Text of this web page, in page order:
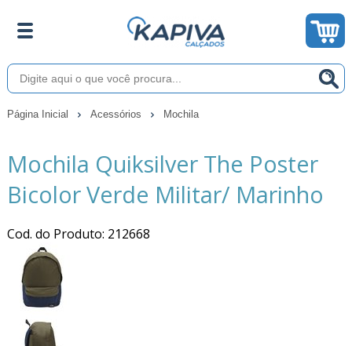
Página Inicial Acessórios Mochila
Mochila Quiksilver The Poster
Bicolor Verde Militar/ Marinho
Cod. do Produto: 212668